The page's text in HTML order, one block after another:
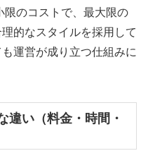
限のコストで、最大限の
的なスタイルを採用して
運営が成り立つ仕組みに
違い（料金・時間・